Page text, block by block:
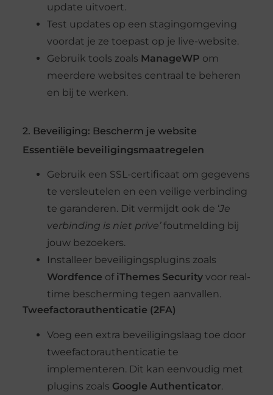
update uitvoert.
Test updates op een stagingomgeving
voordat je ze toepast op je live-website.
Gebruik tools zoals ManageWP om
meerdere websites centraal te beheren
en bij te werken.
2. Beveiliging: Bescherm je website
Essentiële beveiligingsmaatregelen
Gebruik een SSL-certificaat om gegevens
te versleutelen en een veilige verbinding
te garanderen. Dit vermijdt ook de ‘Je
verbinding is niet prive’foutmelding bij
jouw bezoekers.
Installeer beveiligingsplugins zoals
Wordfence of iThemes Securityvoor real-
time bescherming tegen aanvallen.
Tweefactorauthenticatie (2FA)
Voeg een extra beveiligingslaag toe door
tweefactorauthenticatie te
implementeren. Dit kan eenvoudig met
plugins zoals Google Authenticator.